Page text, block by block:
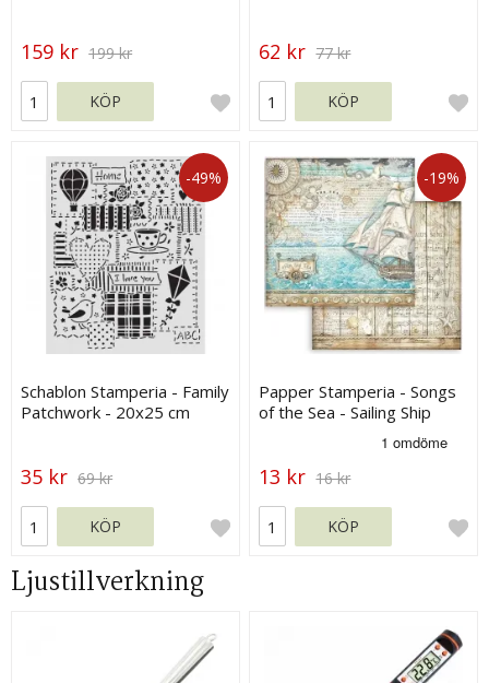
159 kr 199 kr
KÖP
62 kr 77 kr
KÖP
-49%
Schablon Stamperia - Family
Patchwork - 20x25 cm
35 kr 69 kr
KÖP
-19%
Papper Stamperia - Songs
of the Sea - Sailing Ship
13 kr 16 kr
KÖP
Ljustillverkning